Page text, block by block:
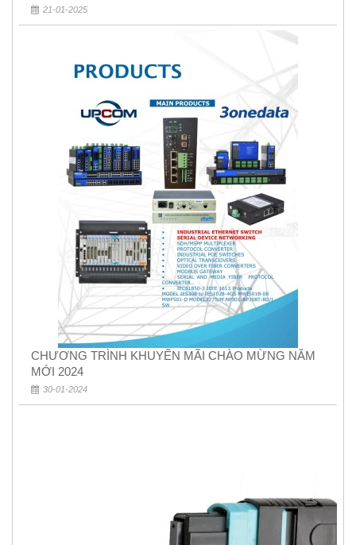
21-01-2025
CHƯƠNG TRÌNH KHUYẾN MÃI CHÀO MỪNG NĂM
MỚI 2024
30-01-2024